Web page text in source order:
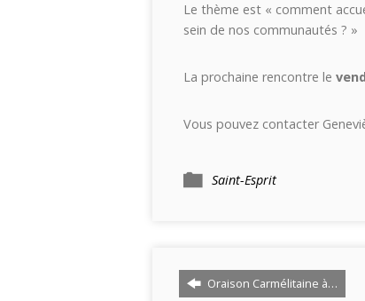
Le thème est « comment
sein de nos communautés ? »
La prochaine rencontre le
Vous pouvez contacter
Saint-Esprit
Oraison Carmélitaine à…